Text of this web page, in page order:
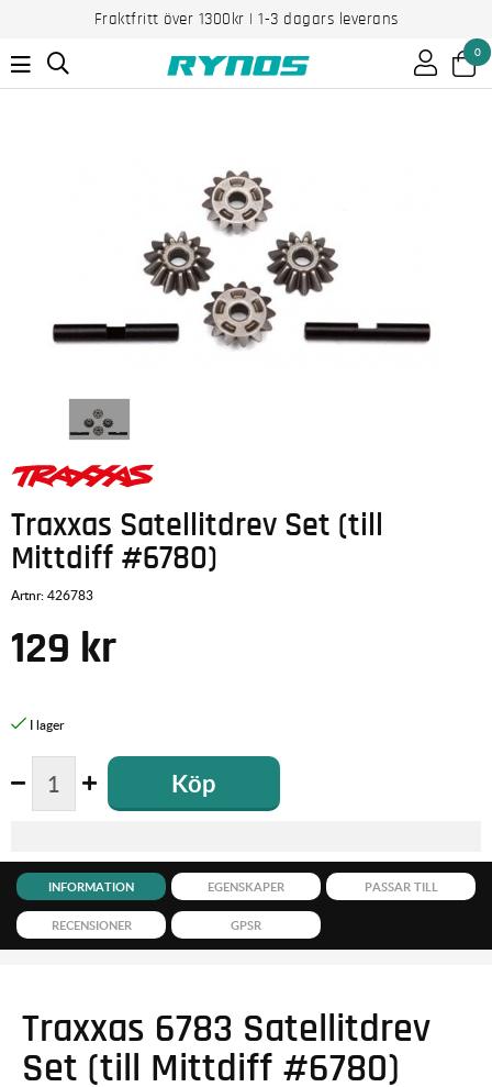
Fraktfritt över 1300kr | 1-3 dagars leverans
0
Traxxas Satellitdrev Set (till
Mittdiff #6780)
Artnr:426783
129 kr
Köp
INFORMATION EGENSKAPER PASSAR TILL
RECENSIONER GPSR
Traxxas 6783 Satellitdrev
Set (till Mittdiff #6780)